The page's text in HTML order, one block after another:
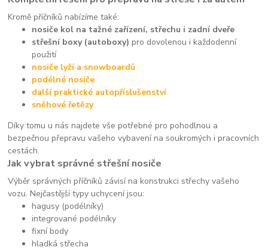
Kromě příčníků nabízíme také:
nosiče kol na tažné zařízení, střechu i zadní dveře
střešní boxy (autoboxy) pro dovolenou i každodenní
použití
nosiče lyží a snowboardů
podélné nosiče
další praktické autopříslušenství
sněhové řetězy
Díky tomu u nás najdete vše potřebné pro pohodlnou a
bezpečnou přepravu vašeho vybavení na soukromých i pracovních
cestách.
Jak vybrat správné střešní nosiče
Výběr správných příčníků závisí na konstrukci střechy vašeho
vozu. Nejčastější typy uchycení jsou:
hagusy (podélníky)
integrované podélníky
fixní body
hladká střecha